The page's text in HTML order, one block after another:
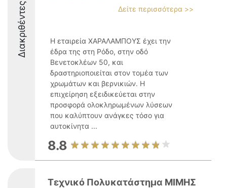
Διακριθέντες Δείτε περισσότερα >>
Η εταιρεία ΧΑΡΑΛΑΜΠΟΥΣ έχει την
έδρα της στη Ρόδο, στην οδό
Βενετοκλέων 50, και
δραστηριοποιείται στον τομέα των
χρωμάτων και βερνικιών. Η
επιχείρηση εξειδικεύεται στην
προσφορά ολοκληρωμένων λύσεων
που καλύπτουν ανάγκες τόσο για
αυτοκίνητα ...
8.8
Τεχνικό Πολυκατάστημα ΜΙΜΗΣ